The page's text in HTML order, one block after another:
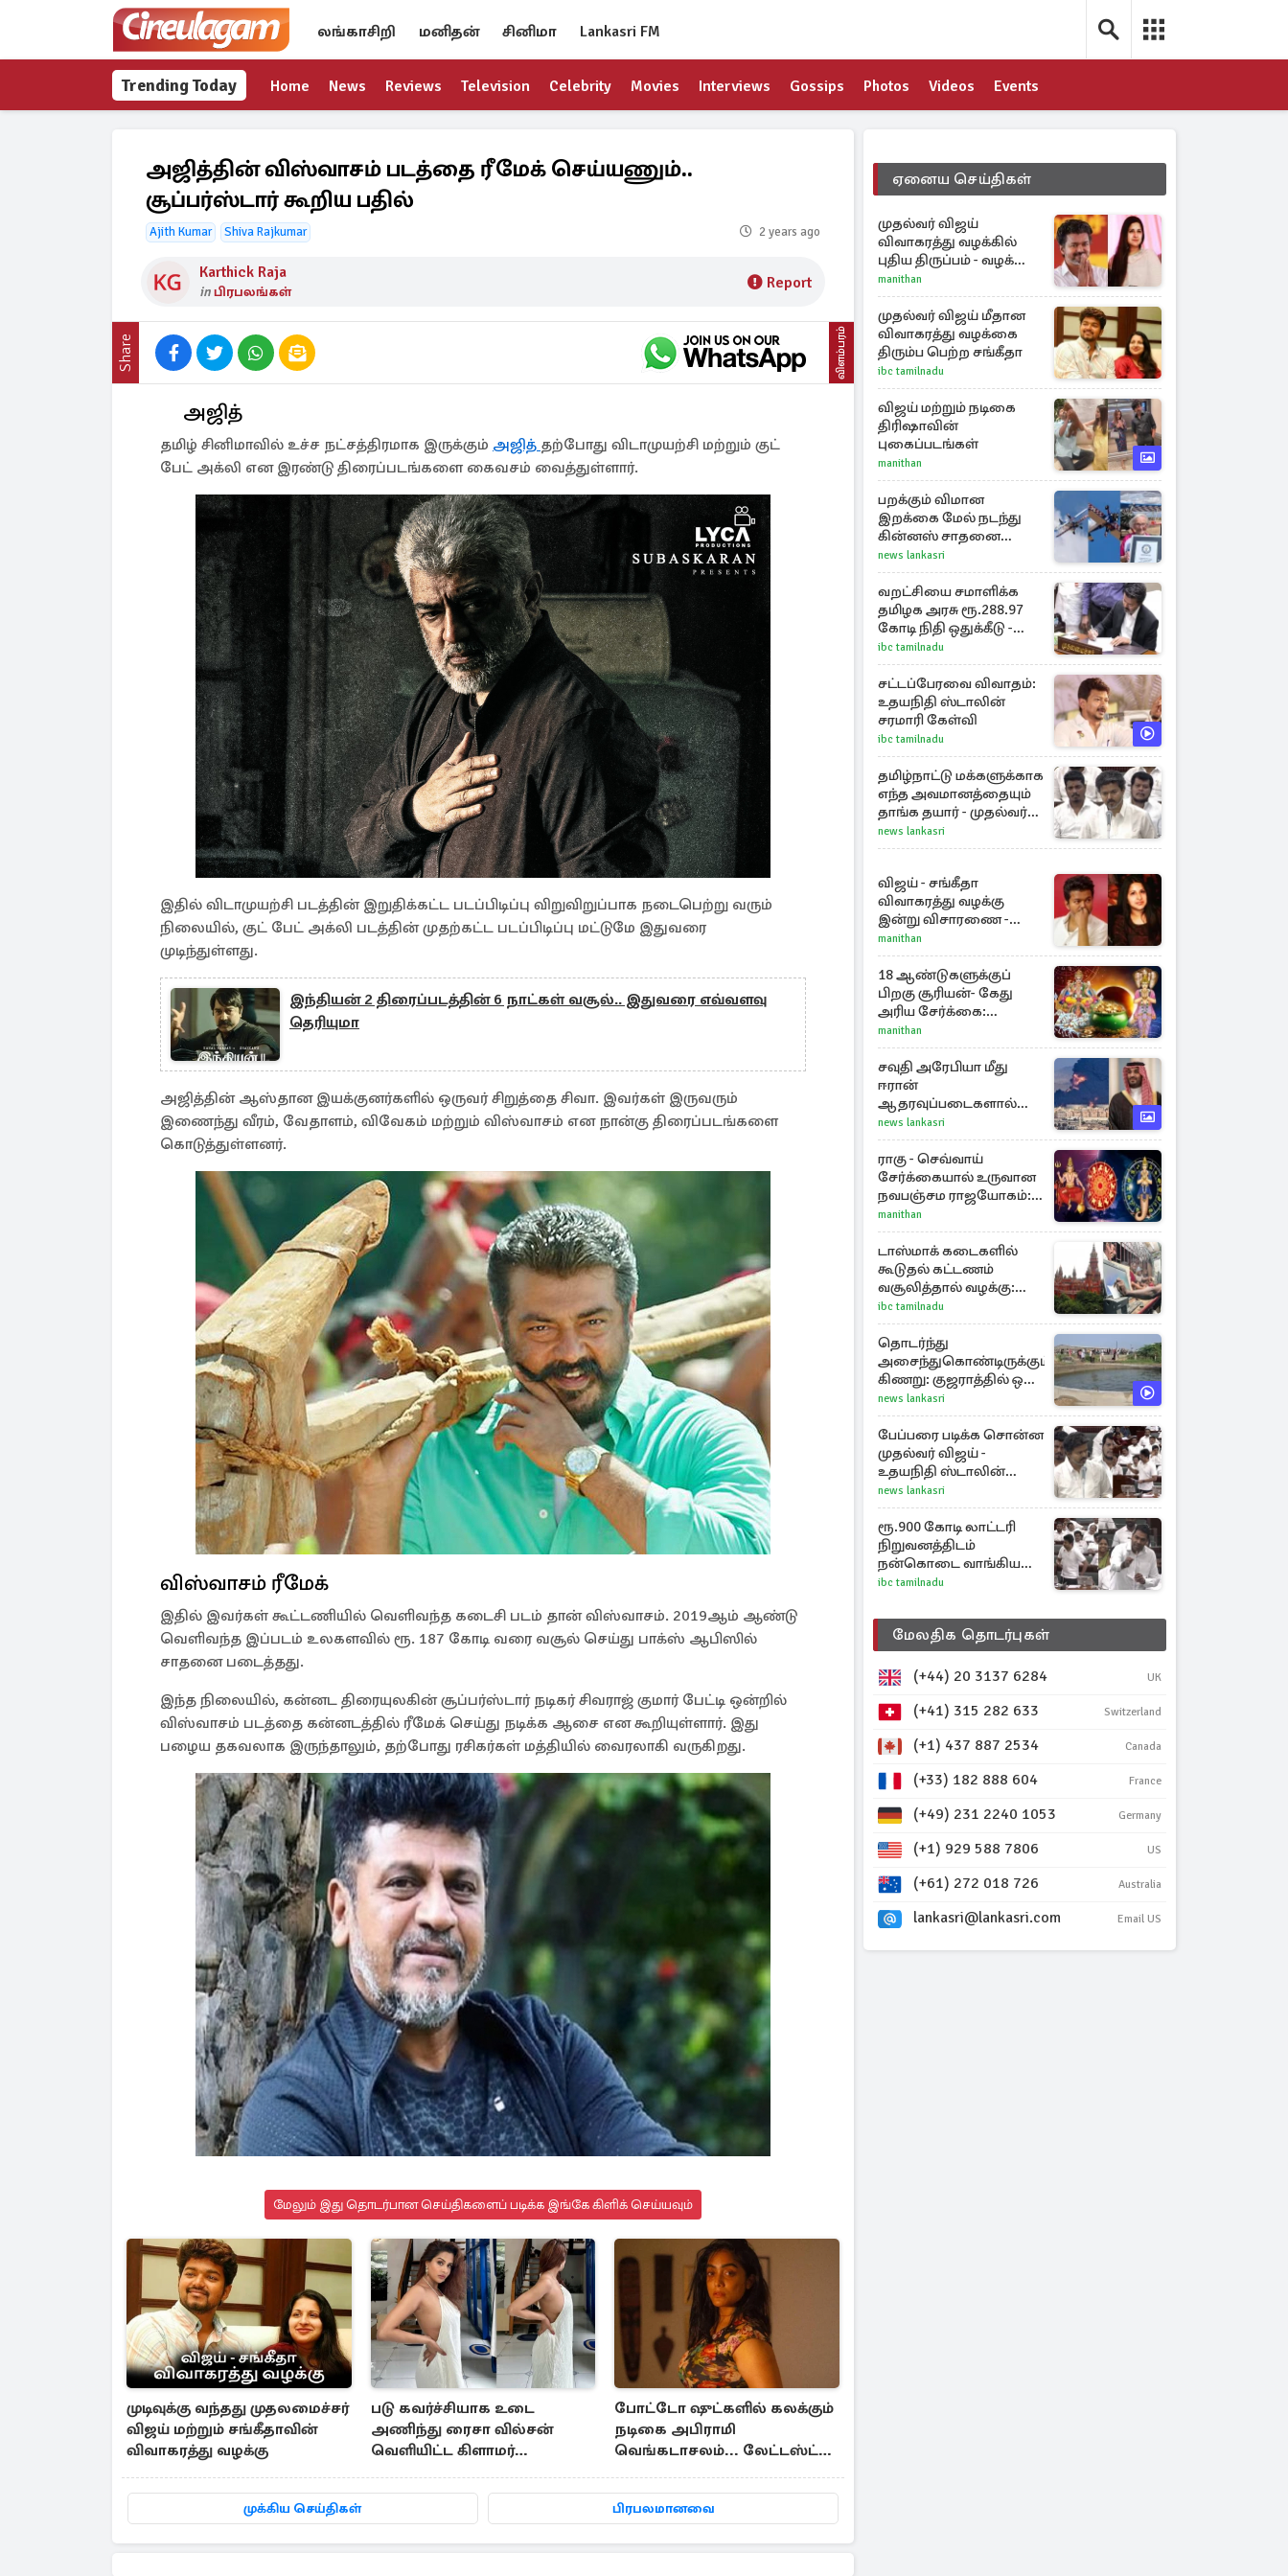
லங்காசிறி மனிதன் சினிமா Lankasri FM
Trending Today Home News Reviews Television Celebrity Movies Interviews Gossips Photos Videos Events
அஜித்தின் விஸ்வாசம் படத்தை ரீமேக் செய்யணும்..
சூப்பர்ஸ்டார் கூறிய பதில்
Ajith Kumar Shiva Rajkumar 2 years ago
Karthick Raja
inபிரபலங்கள் Report
Share விளம்பரம்
அஜித்
தமிழ் சினிமாவில் உச்ச நட்சத்திரமாக இருக்கும் அஜித் தற்போது விடாமுயற்சி மற்றும் குட்
பேட் அக்லி என இரண்டு திரைப்படங்களை கைவசம் வைத்துள்ளார்.
இதில் விடாமுயற்சி படத்தின் இறுதிக்கட்ட படப்பிடிப்பு விறுவிறுப்பாக நடைபெற்று வரும்
நிலையில், குட் பேட் அக்லி படத்தின் முதற்கட்ட படப்பிடிப்பு மட்டுமே இதுவரை
முடிந்துள்ளது.
இந்தியன் 2 திரைப்படத்தின் 6 நாட்கள் வசூல்.. இதுவரை எவ்வளவு
தெரியுமா
அஜித்தின் ஆஸ்தான இயக்குனர்களில் ஒருவர் சிறுத்தை சிவா. இவர்கள் இருவரும்
இணைந்து வீரம், வேதாளம், விவேகம் மற்றும் விஸ்வாசம் என நான்கு திரைப்படங்களை
கொடுத்துள்ளனர்.
விஸ்வாசம் ரீமேக்
இதில் இவர்கள் கூட்டணியில் வெளிவந்த கடைசி படம் தான் விஸ்வாசம். 2019ஆம் ஆண்டு
வெளிவந்த இப்படம் உலகளவில் ரூ. 187 கோடி வரை வசூல் செய்து பாக்ஸ் ஆபிஸில்
சாதனை படைத்தது.
இந்த நிலையில், கன்னட திரையுலகின் சூப்பர்ஸ்டார் நடிகர் சிவராஜ் குமார் பேட்டி ஒன்றில்
விஸ்வாசம் படத்தை கன்னடத்தில் ரீமேக் செய்து நடிக்க ஆசை என கூறியுள்ளார். இது
பழைய தகவலாக இருந்தாலும், தற்போது ரசிகர்கள் மத்தியில் வைரலாகி வருகிறது.
மேலும் இது தொடர்பான செய்திகளைப் படிக்க இங்கே கிளிக் செய்யவும்
முடிவுக்கு வந்தது முதலமைச்சர்
விஜய் மற்றும் சங்கீதாவின்
விவாகரத்து வழக்கு
படு கவர்ச்சியாக உடை
அணிந்து ரைசா வில்சன்
வெளியிட்ட கிளாமர்
போட்டோ ஷுட்களில் கலக்கும்
நடிகை அபிராமி
வெங்கடாசலம்... லேட்டஸ்ட்
முக்கிய செய்திகள் பிரபலமானவை
ஏனைய செய்திகள்
முதல்வர் விஜய்
விவாகரத்து வழக்கில்
புதிய திருப்பம் - வழக்கை
வாபஸ் பெற்ற சங்கீதா!
manithan
முதல்வர் விஜய் மீதான
விவாகரத்து வழக்கை
திரும்ப பெற்ற சங்கீதா
ibc tamilnadu
விஜய் மற்றும் நடிகை
திரிஷாவின்
புகைப்படங்கள்
manithan
பறக்கும் விமான
இறக்கை மேல் நடந்து
கின்னஸ் சாதனை
படைத்த 97 வயது
மூதாட்டி
news lankasri
வறட்சியை சமாளிக்க
தமிழக அரசு ரூ.288.97
கோடி நிதி ஒதுக்கீடு -
வெளியான அரசாணை
ibc tamilnadu
சட்டப்பேரவை விவாதம்:
உதயநிதி ஸ்டாலின்
சரமாரி கேள்வி
ibc tamilnadu
தமிழ்நாட்டு மக்களுக்காக
எந்த அவமானத்தையும்
தாங்க தயார் - முதல்வர்
விஜய்
news lankasri
விஜய் - சங்கீதா
விவாகரத்து வழக்கு
இன்று விசாரணை -
காணொளி மூலம்
ஆஜராக வாய்ப்பு
manithan
18 ஆண்டுகளுக்குப்
பிறகு சூரியன்- கேது
அரிய சேர்க்கை:
அதிர்ஷ்டம் பெறும் 3
ராசிகள்!
manithan
சவுதி அரேபியா மீது
ஈரான்
ஆதரவுப்படைகளால்
இருமுனைத் தாக்குதல்:
நெருக்கடியில் மத்திய
கிழக்கு
news lankasri
ராகு - செவ்வாய்
சேர்க்கையால் உருவான
நவபஞ்சம ராஜயோகம்:
அதிர்ஷ்டம் பெறும் 3
ராசிகள்!
manithan
டாஸ்மாக் கடைகளில்
கூடுதல் கட்டணம்
வசூலித்தால் வழக்கு:
சென்னை
உயர்நீதிமன்றம் உத்தரவு
ibc tamilnadu
தொடர்ந்து
அசைந்துகொண்டிருக்கும்
கிணறு: குஜராத்தில் ஒரு
சுவாரஸ்ய நிகழ்வு
news lankasri
பேப்பரை படிக்க சொன்ன
முதல்வர் விஜய் -
உதயநிதி ஸ்டாலின்
கொடுத்த பதிலடி
news lankasri
ரூ.900 கோடி லாட்டரி
நிறுவனத்திடம்
நன்கொடை வாங்கியது
ஏன்? உதயநிதி - ஆதவ்
ibc tamilnadu
மேலதிக தொடர்புகள்
(+44) 20 3137 6284 UK
(+41) 315 282 633 Switzerland
(+1) 437 887 2534 Canada
(+33) 182 888 604 France
(+49) 231 2240 1053 Germany
(+1) 929 588 7806 US
(+61) 272 018 726 Australia
lankasri@lankasri.com Email US